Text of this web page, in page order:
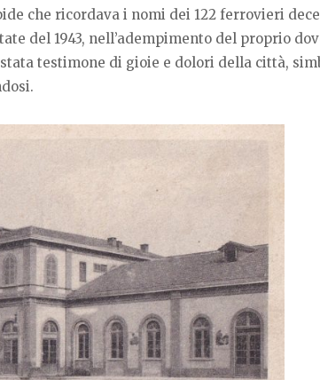
che ricordava i nomi dei 122 ferrovieri
del 1943, nell’adempimento del proprio
testimone di gioie e dolori della città,